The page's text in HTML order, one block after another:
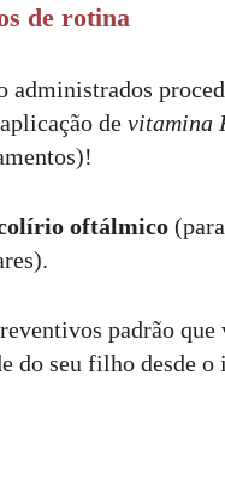
de rotina
administrados
de vitamina
oftálmico
padrão que
do seu filho desde